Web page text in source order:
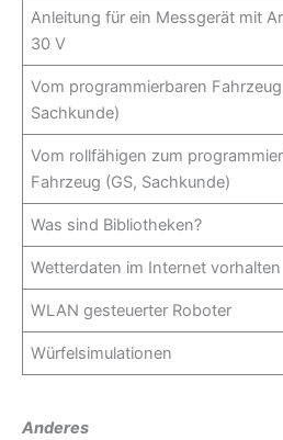
Anleitung für ein Messgerät mit
30 V
Vom programmierbaren Fahrzeug
Sachkunde)
Vom rollfähigen zum
Fahrzeug (GS, Sachkunde)
Was sind Bibliotheken?
Wetterdaten im Internet vorhalten
WLAN gesteuerter Roboter
Würfelsimulationen
Anderes